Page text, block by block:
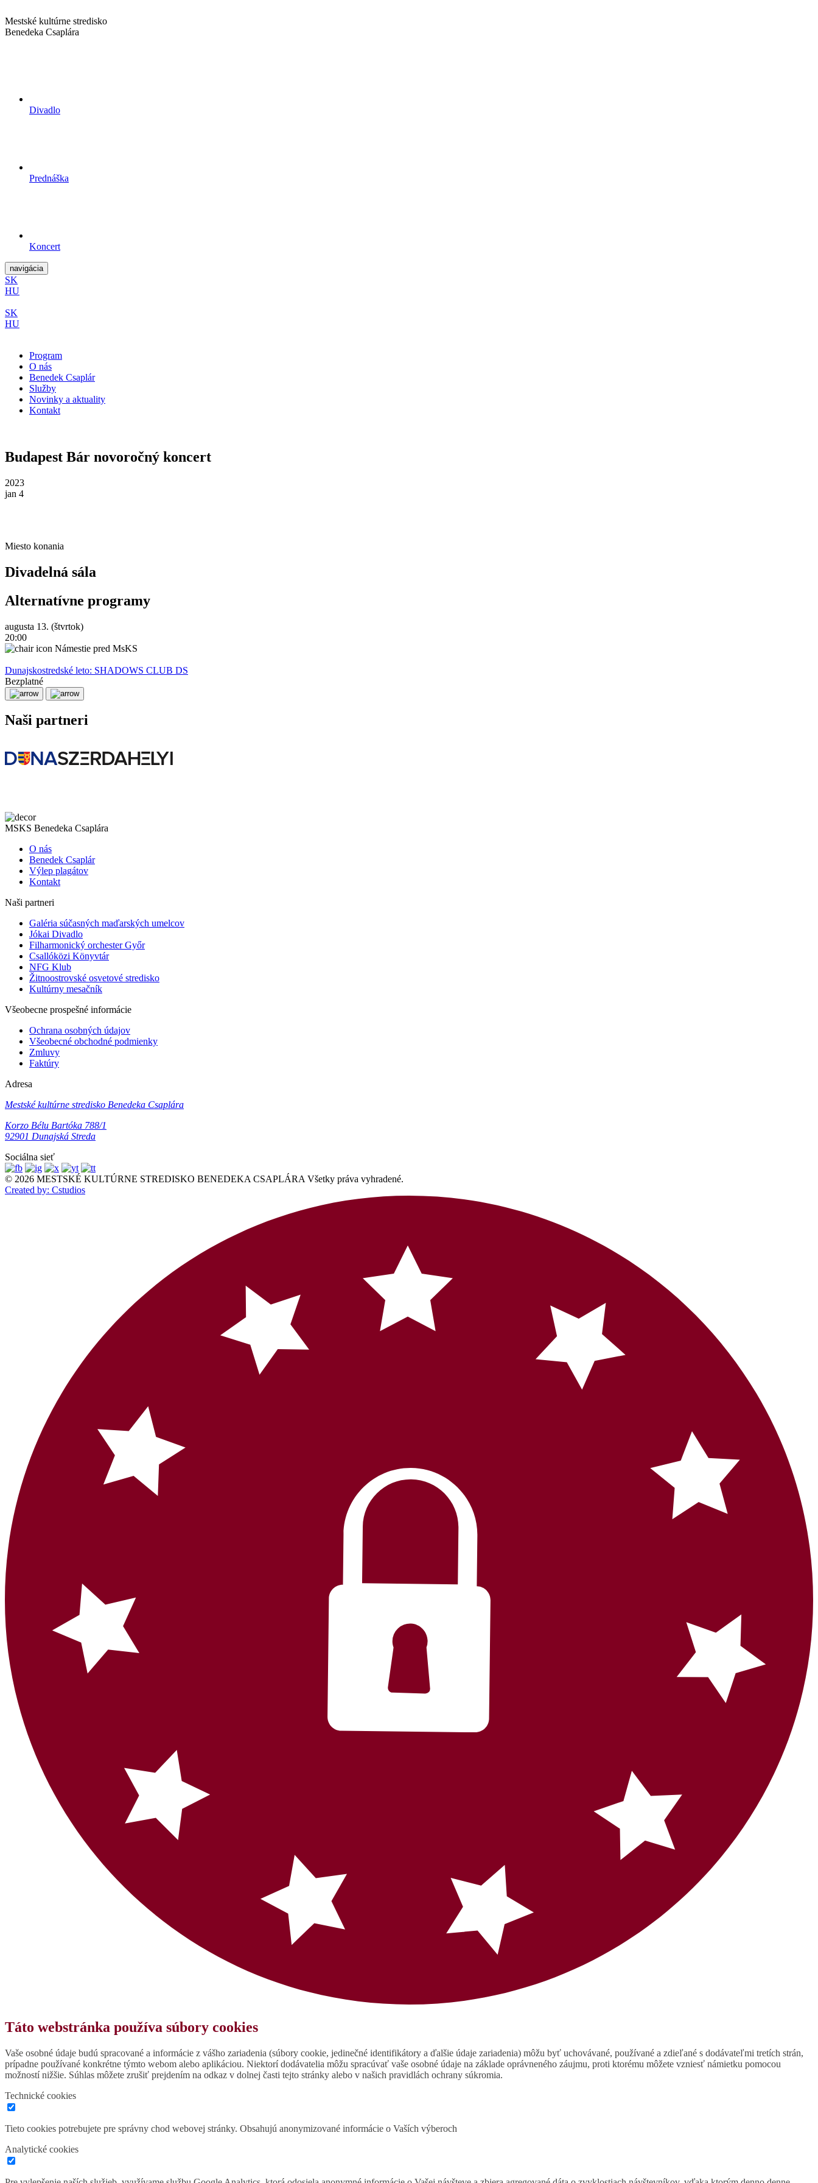
Mestské kultúrne stredisko
Benedeka Csaplára
Divadlo
Prednáška
Koncert
navigácia
SK
HU
SK
HU
Program
O nás
Benedek Csaplár
Služby
Novinky a aktuality
Kontakt
Budapest Bár novoročný koncert
2023
jan 4
Miesto konania
Divadelná sála
Alternatívne programy
augusta 13. (štvrtok)
20:00
Námestie pred MsKS
Dunajskostredské leto: SHADOWS CLUB DS
Bezplatné
Naši partneri
MSKS Benedeka Csaplára
O nás
Benedek Csaplár
Výlep plagátov
Kontakt
Naši partneri
Galéria súčasných maďarských umelcov
Jókai Divadlo
Filharmonický orchester Győr
Csallóközi Könyvtár
NFG Klub
Žitnoostrovské osvetové stredisko
Kultúrny mesačník
Všeobecne prospešné informácie
Ochrana osobných údajov
Všeobecné obchodné podmienky
Zmluvy
Faktúry
Adresa
Mestské kultúrne stredisko Benedeka Csaplára
Korzo Bélu Bartóka 788/1
92901 Dunajská Streda
Sociálna sieť
© 2026 MESTSKÉ KULTÚRNE STREDISKO BENEDEKA CSAPLÁRA Všetky práva vyhradené.
Created by: Cstudios
Táto webstránka používa súbory cookies
Vaše osobné údaje budú spracované a informácie z vášho zariadenia (súbory cookie, jedinečné identifikátory a ďalšie údaje zariadenia) môžu byť uchovávané, používané a zdieľané s dodávateľmi tretích strán,
prípadne používané konkrétne týmto webom alebo aplikáciou. Niektorí dodávatelia môžu spracúvať vaše osobné údaje na základe oprávneného záujmu, proti ktorému môžete vzniesť námietku pomocou
možností nižšie. Súhlas môžete zrušiť prejdením na odkaz v dolnej časti tejto stránky alebo v našich pravidlách ochrany súkromia.
Technické cookies
Tieto cookies potrebujete pre správny chod webovej stránky. Obsahujú anonymizované informácie o Vaších výberoch
Analytické cookies